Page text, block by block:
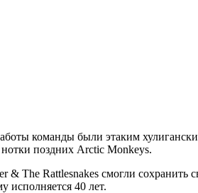
команды были этаким
поздних Arctic Monkeys.
& The Rattlesnakes смогли
исполняется 40 лет.